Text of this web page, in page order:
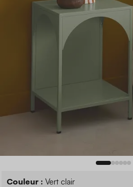
Couleur : Vert clair